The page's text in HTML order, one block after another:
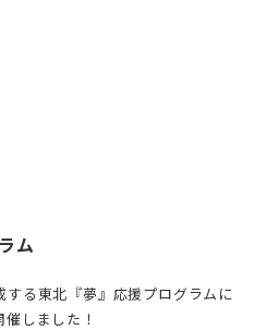
ム
る東北『夢』応援プログラムに
しました！